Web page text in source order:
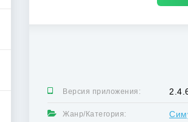
Версия приложения:
Жанр/Категория: